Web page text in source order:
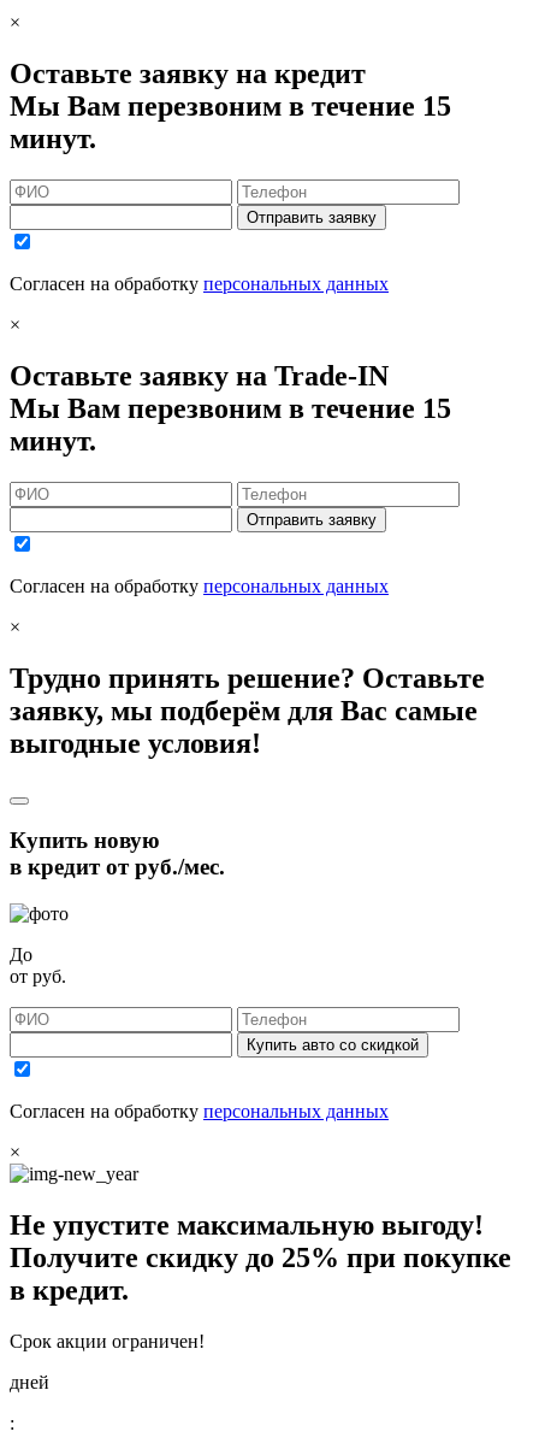
×
Оставьте заявку на кредит
Мы Вам перезвоним в течение 15
минут.
Отправить заявку
Согласен на обработку персональных данных
×
Оставьте заявку на Trade-IN
Мы Вам перезвоним в течение 15
минут.
Отправить заявку
Согласен на обработку персональных данных
×
Трудно принять решение? Оставьте
заявку, мы подберём для Вас самые
выгодные условия!
Купить новую
в кредит отруб./мес.
До
от руб.
Купить авто со скидкой
Согласен на обработку персональных данных
×
Не упустите максимальную выгоду!
Получите скидку до 25% при покупке
в кредит.
Срок акции ограничен!
дней
: